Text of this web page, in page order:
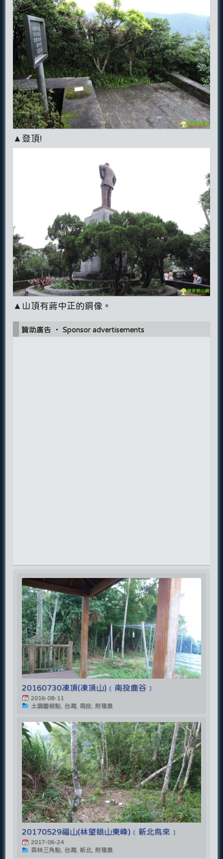
▲登頂!
▲山頂有蔣中正的銅像。
贊助廣告 ‧ Sponsor advertisements
20160730凍頂(凍頂山)﹝南投鹿谷﹞
2016-08-11
土調圖根點, 台灣, 南投, 附環景
20170529福山(林望眼山東峰)﹝新北烏來﹞
2017-06-24
森林三角點, 台灣, 新北, 附環景